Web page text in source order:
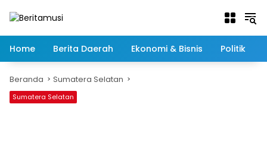
Home
Berita Daerah Ekonomi & Bisnis Politik
Beranda Sumatera Selatan
Sumatera Selatan